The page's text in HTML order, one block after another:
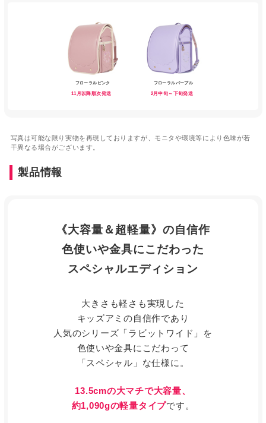
フローラルピンク
11月以降順次発送
フローラルパープル
2月中旬～下旬発送
写真は可能な限り実物を再現しておりますが、モニタや環境等により色味が若
干異なる場合がございます。
製品情報
《大容量＆超軽量》の自信作
色使いや金具にこだわった
スペシャルエディション
大きさも軽さも実現した
キッズアミの自信作であり
人気のシリーズ「ラビットワイド」を
色使いや金具にこだわって
「スペシャル」な仕様に。
13.5cmの大マチで大容量、
約1,090gの軽量タイプです。